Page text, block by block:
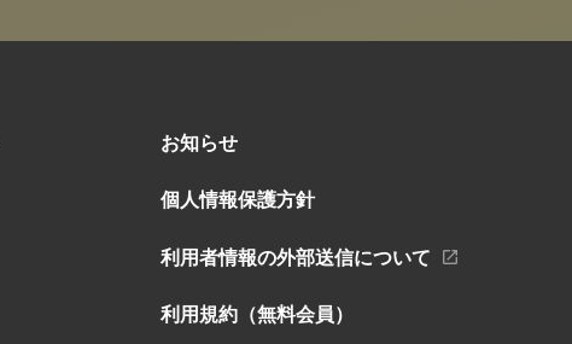
お知らせ
個人情報保護方針
利用者情報の外部送信について
利用規約（無料会員）